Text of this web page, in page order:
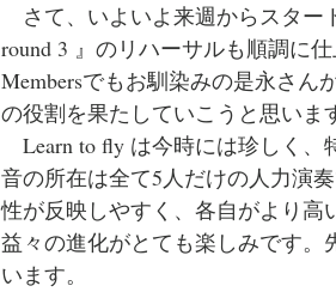
さて、いよいよ来週からスター
round 3 』のリハーサルも順調に
Membersでもお馴染みの是永さん
の役割を果たしていこうと思いま
Learn to fly は今時には珍しく、
音の所在は全て5人だけの人力演
性が反映しやすく、各自がより
益々の進化がとても楽しみです
います。